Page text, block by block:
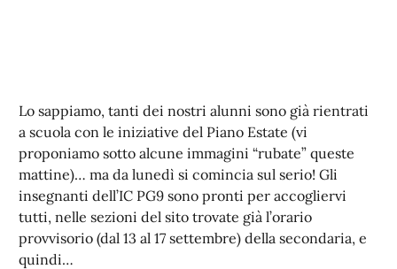
Lo sappiamo, tanti dei nostri alunni sono già rientrati
a scuola con le iniziative del Piano Estate (vi
proponiamo sotto alcune immagini “rubate” queste
mattine)… ma da lunedì si comincia sul serio! Gli
insegnanti dell’IC PG9 sono pronti per accogliervi
tutti, nelle sezioni del sito trovate già l’orario
provvisorio (dal 13 al 17 settembre) della secondaria, e
quindi…